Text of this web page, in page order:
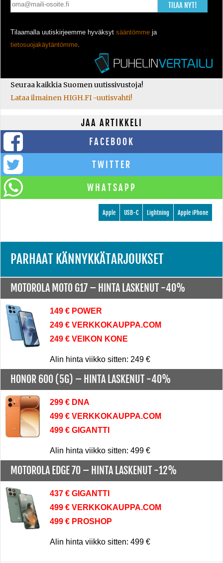
TILAA NYT!
Tilaamalla uutiskirjeemme hyväksyt sääntömme ja
tietosuojakäytäntömme.
Seuraa kaikkia Suomen uutissivustoja!
Lataa ilmainen HIGH.FI -uutisvahti!
JAA ARTIKKELI
FACEBOOK
TWITTER
WHATSAPP
Apple iPhone
Lightning
USB-C
Apple
PARHAAT KÄNNYKKÄTARJOUKSET
MOTOROLA MOTO G17 – HINTA LASKENUT -40%
149 € POWER
249 € VERKKOKAUPPA.COM
249 € VEIKON KONE
Alin hinta viikko sitten: 249 €
HONOR 600 (5G) – HINTA LASKENUT -40%
299 € DNA
499 € VERKKOKAUPPA.COM
499 € GIGANTTI
Alin hinta viikko sitten: 499 €
MOTOROLA EDGE 70 – HINTA LASKENUT -12%
437 € GIGANTTI
499 € VERKKOKAUPPA.COM
499 € PROSHOP
Alin hinta viikko sitten: 499 €